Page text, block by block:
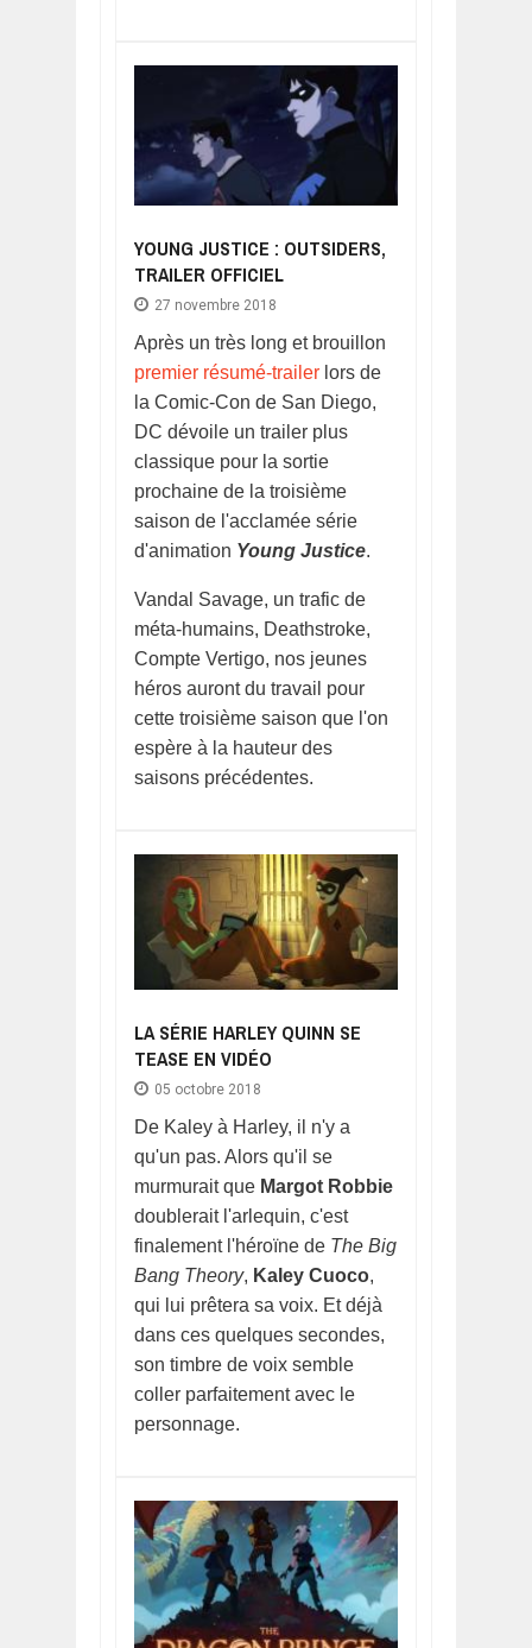
YOUNG JUSTICE : OUTSIDERS,
TRAILER OFFICIEL
27 novembre 2018
Après un très long et brouillon
premier résumé-trailer lors de
la Comic-Con de San Diego,
DC dévoile un trailer plus
classique pour la sortie
prochaine de la troisième
saison de l'acclamée série
d'animation Young Justice.
Vandal Savage, un trafic de
méta-humains, Deathstroke,
Compte Vertigo, nos jeunes
héros auront du travail pour
cette troisième saison que l'on
espère à la hauteur des
saisons précédentes.
LA SÉRIE HARLEY QUINN SE
TEASE EN VIDÉO
05 octobre 2018
De Kaley à Harley, il n'y a
qu'un pas. Alors qu'il se
murmurait que Margot Robbie
doublerait l'arlequin, c'est
finalement l'héroïne de The Big
Bang Theory, Kaley Cuoco,
qui lui prêtera sa voix. Et déjà
dans ces quelques secondes,
son timbre de voix semble
coller parfaitement avec le
personnage.